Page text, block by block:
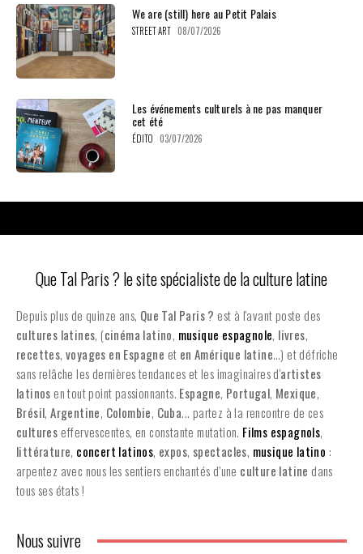
We are (still) here au Petit Palais
STREET ART 08/07/2026
Les événements culturels à ne pas manquer
cet été
ÉDITO 03/07/2026
Que Tal Paris ? le site spécialiste de la culture latine
Depuis plus de quinze ans, Que Tal Paris ? est à l'avant poste des
cultures latines, (cinéma latino, musique espagnole, livres,
recettes,voyages en Espagne et en Amérique latine…) et défriche
sans relâche les dernières tendances et les imaginaires d'artistes
latinos en tout point passionnants. Espagne, Portugal, Mexique,
Brésil,Argentine, Colombie, Cuba... partez à la rencontre de ces
cultures effervescentes, en constante mutation. Films espagnols,
littérature, concert latinos, expos, spectacles, musique latino :
arpentez avec nous les sentiers enchantés d’une culture latine dans
tous ses états !
Nous suivre